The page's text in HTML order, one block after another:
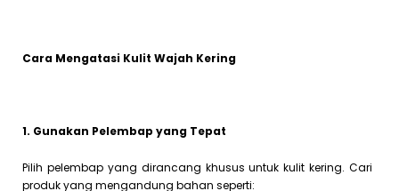
Cara Mengatasi Kulit Wajah Kering
1. Gunakan Pelembap yang Tepat
Pilih pelembap yang dirancang khusus untuk kulit kering. Cari
produk yang mengandung bahan seperti: